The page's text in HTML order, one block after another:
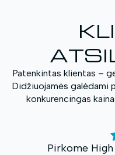
Patenkintas klientas –
Didžiuojamės galėdami
konkurencingas
Pirkome High